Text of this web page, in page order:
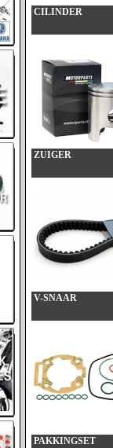
CILINDER
ZUIGER
V-SNAAR
PAKKINGSET